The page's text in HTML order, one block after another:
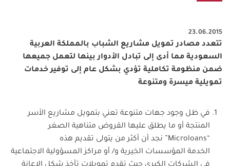
23.06.2015
تتعدد مصادر تمويل مشاريع الشباب بالمملكة العربية
السعودية مما أدى إلى تبادل الأدوار بينها لتعمل جميعها
ضمن منظومة تكاملية تؤدي بشكل عام إلى توفير خدمات
تمويلية ميسرة ومتنوعة
في ظل وجود جهات متنوعة تعني بتمويل مشاريع الأسر
المنتجة أو ما يطلق عليها القروض متناهية الصغر
“Microloans” نجد أن أكثر من يتولى تقديم هذه
الخدمة المؤسسات الخيرية و/ أو مراكز المسؤولية الاجتماعية